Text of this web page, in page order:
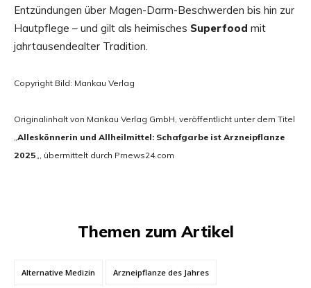
Entzündungen über Magen-Darm-Beschwerden bis hin zur
Hautpflege – und gilt als heimisches Superfood mit
jahrtausendealter Tradition.
Copyright Bild: Mankau Verlag
Originalinhalt von Mankau Verlag GmbH, veröffentlicht unter dem Titel
Alleskönnerin und Allheilmittel: Schafgarbe ist Arzneipflanze
2025 „, übermittelt durch Prnews24.com
Themen zum Artikel
Alternative Medizin Arzneipflanze des Jahres